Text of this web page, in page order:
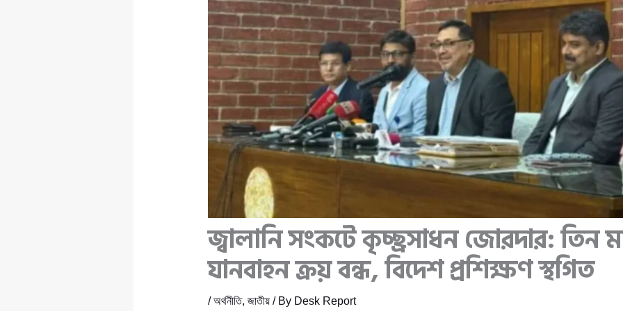
জ্বালানি সংকটে কৃচ্ছ্রসাধন জোরদার: তিন
যানবাহন ক্রয় বন্ধ, বিদেশ প্রশিক্ষণ স্থগিত
/অর্থনীতি, জাতীয়/ By Desk Report